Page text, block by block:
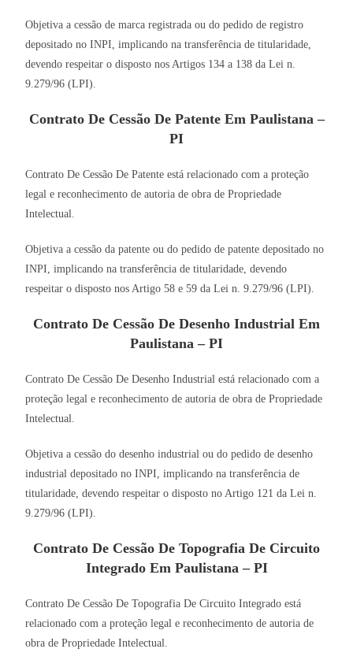
Objetiva a cessão de marca registrada ou do pedido de registro
depositado no INPI, implicando na transferência de titularidade,
devendo respeitar o disposto nos Artigos 134 a 138 da Lei n.
9.279/96 (LPI).
Contrato De Cessão De Patente Em Paulistana –
PI
Contrato De Cessão De Patente está relacionado com a proteção
legal e reconhecimento de autoria de obra de Propriedade
Intelectual.
Objetiva a cessão da patente ou do pedido de patente depositado no
INPI, implicando na transferência de titularidade, devendo
respeitar o disposto nos Artigo 58 e 59 da Lei n. 9.279/96 (LPI).
Contrato De Cessão De Desenho Industrial Em
Paulistana – PI
Contrato De Cessão De Desenho Industrial está relacionado com a
proteção legal e reconhecimento de autoria de obra de Propriedade
Intelectual.
Objetiva a cessão do desenho industrial ou do pedido de desenho
industrial depositado no INPI, implicando na transferência de
titularidade, devendo respeitar o disposto no Artigo 121 da Lei n.
9.279/96 (LPI).
Contrato De Cessão De Topografia De Circuito
Integrado Em Paulistana – PI
Contrato De Cessão De Topografia De Circuito Integrado está
relacionado com a proteção legal e reconhecimento de autoria de
obra de Propriedade Intelectual.